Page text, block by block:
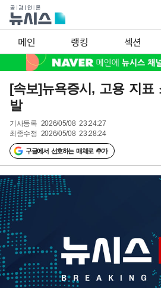
메인 랭킹 섹션
[속보]뉴욕증시, 고용 지표
발
기사등록 2026/05/08 23:24:27
최종수정 2026/05/08 23:28:24
구글에서 선호하는 매체로 추가